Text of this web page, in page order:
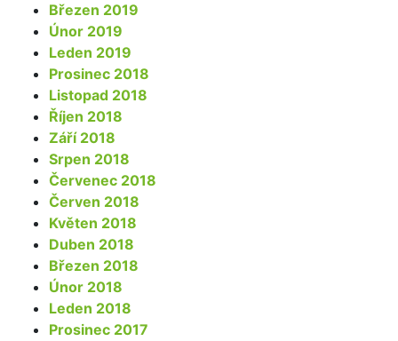
Březen 2019
Únor 2019
Leden 2019
Prosinec 2018
Listopad 2018
Říjen 2018
Září 2018
Srpen 2018
Červenec 2018
Červen 2018
Květen 2018
Duben 2018
Březen 2018
Únor 2018
Leden 2018
Prosinec 2017